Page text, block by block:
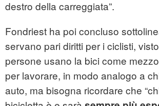
destro della carreggiata”.
Fondriest ha poi concluso
servano pari diritti per i ciclisti,
persone usano la bici come
per lavorare, in modo analogo a
auto, ma bisogna ricordare che